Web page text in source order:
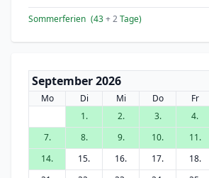
Sommerferien (43+ 2Tage)
September 2026
Mo Di Mi Do Fr
1.
2. 3. 4.
7.
8. 9. 10. 11.
14.
15. 16. 17. 18.